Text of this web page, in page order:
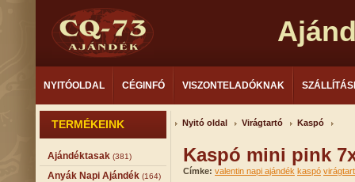
NYITÓOLDAL CÉGINFÓ VISZONTELADÓKNAK
TERMÉKEINK
Ajándéktasak (381)
Anyák Napi Ajándék (164)
Nyitó oldal Virágtartó Kaspó
Kaspó mini pink
Címke: valentin napi ajándék kaspó